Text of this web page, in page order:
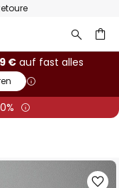
€auf fast alles